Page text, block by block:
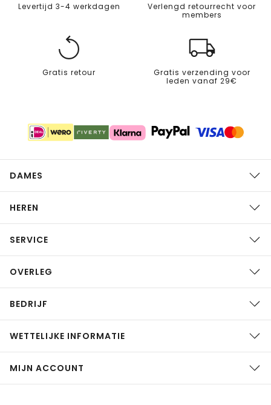
Levertijd 3-4 werkdagen
Verlengd retourrecht voor
members
Gratis retour
Gratis verzending voor
leden vanaf 29€
DAMES
HEREN
SERVICE
OVERLEG
BEDRIJF
WETTELIJKE INFORMATIE
MIJN ACCOUNT